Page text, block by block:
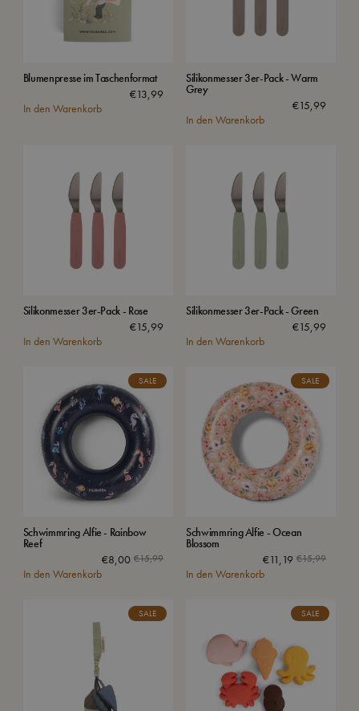
Blumenpresse im Taschenformat
€13,99
In den Warenkorb
Silikonmesser 3er-Pack - Warm
Grey
€15,99
In den Warenkorb
Silikonmesser 3er-Pack - Rose
€15,99
In den Warenkorb
Silikonmesser 3er-Pack - Green
€15,99
In den Warenkorb
SALE
Schwimmring Alfie - Rainbow
Reef
€15,99
€8,00
In den Warenkorb
SALE
Schwimmring Alfie - Ocean
Blossom
€15,99
€11,19
In den Warenkorb
SALE SALE